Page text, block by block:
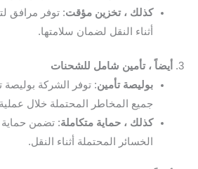
كذلك ، تخزين مؤقت: توفر مرافق
أثناء النقل لضمان سلامتها.
3.
أيضاً ، تأمين شامل للشحنات
بوليصة تأمين: توفر الشركة بوليصة
جميع المخاطر المحتملة خلال
كذلك ، حماية متكاملة: تضمن حماية
الخسائر المحتملة أثناء النقل.